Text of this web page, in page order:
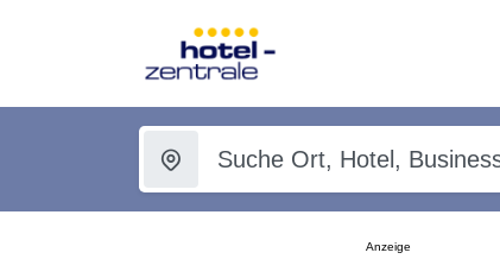
Anzeige